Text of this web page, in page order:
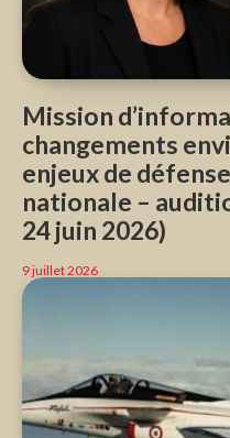
Mission
changements
enjeux de
nationale –
24 juin 2026)
9 juillet 2026